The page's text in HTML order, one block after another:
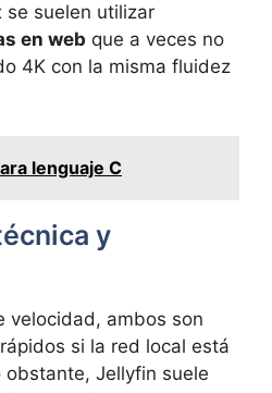
se suelen utilizar
en web que a veces no
4K con la misma fluidez
lenguaje C
y
velocidad, ambos son
si la red local está
Jellyfin suele